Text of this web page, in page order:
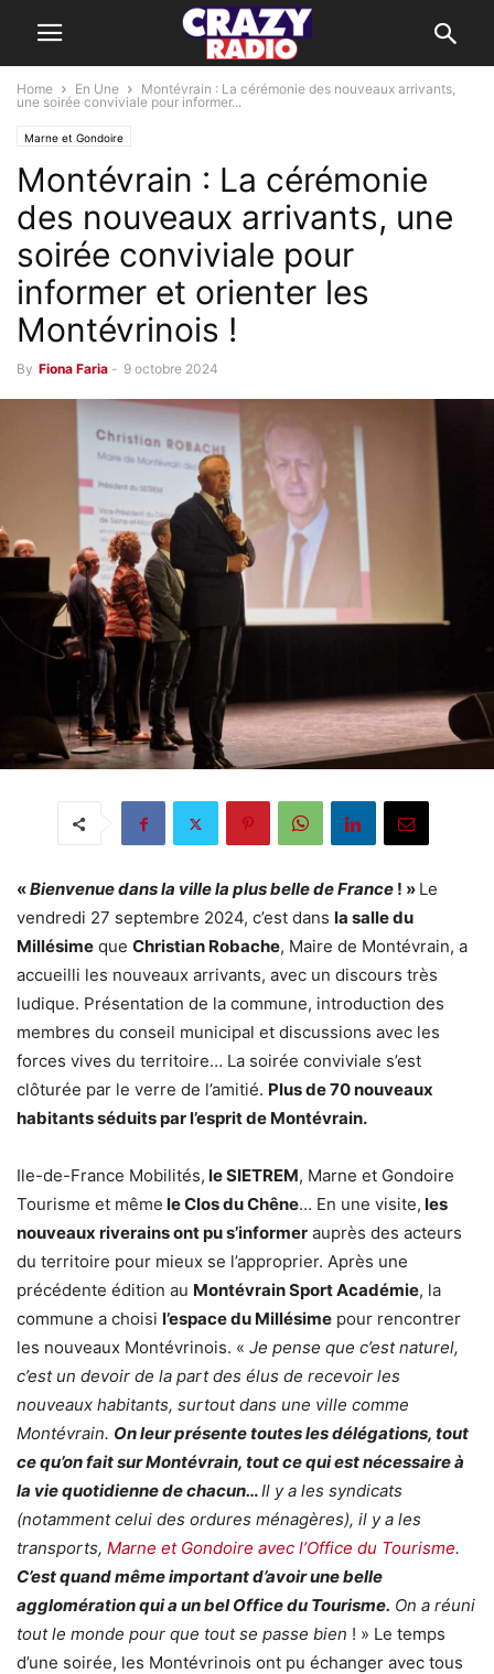
Home En Une
Montévrain : La cérémonie des nouveaux arrivants,
une soirée conviviale pour informer...
Marne et Gondoire
Montévrain : La cérémonie
des nouveaux arrivants, une
soirée conviviale pour
informer et orienter les
Montévrinois !
By Fiona Faria - 9 octobre 2024
«Bienvenue dans la ville la plus belle de France ! » Le
vendredi 27 septembre 2024, c’est dans la salle du
Millésime que Christian Robache, Maire de Montévrain, a
accueilli les nouveaux arrivants, avec un discours très
ludique. Présentation de la commune, introduction des
membres du conseil municipal et discussions avec les
forces vives du territoire… La soirée conviviale s’est
clôturée par le verre de l’amitié. Plus de 70 nouveaux
habitants séduits par l’esprit de Montévrain.
Ile-de-France Mobilités, le SIETREM, Marne et Gondoire
Tourisme et même le Clos du Chêne… En une visite, les
nouveaux riverains ont pu s’informer auprès des acteurs
du territoire pour mieux se l’approprier. Après une
précédente édition au Montévrain Sport Académie, la
commune a choisi l’espace du Millésime pour rencontrer
les nouveaux Montévrinois. « Je pense que c’est naturel,
c’est un devoir de la part des élus de recevoir les
nouveaux habitants, surtout dans une ville comme
Montévrain. On leur présente toutes les délégations, tout
ce qu’on fait sur Montévrain, tout ce qui est nécessaire à
la vie quotidienne de chacun…Il y a les syndicats
(notamment celui des ordures ménagères), il y a les
transports, Marne et Gondoire avec l’Office du Tourisme.
C’est quand même important d’avoir une belle
agglomération qui a un bel Office du Tourisme. On a réuni
tout le monde pour que tout se passe bien ! » Le temps
d’une soirée, les Montévrinois ont pu échanger avec tous